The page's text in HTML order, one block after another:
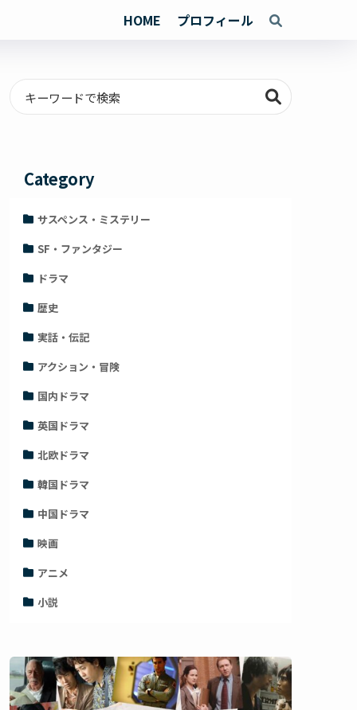
HOME プロフィール
Category
サスペンス・ミステリー
SF・ファンタジー
ドラマ
歴史
実話・伝記
アクション・冒険
国内ドラマ
英国ドラマ
北欧ドラマ
韓国ドラマ
中国ドラマ
映画
アニメ
小説